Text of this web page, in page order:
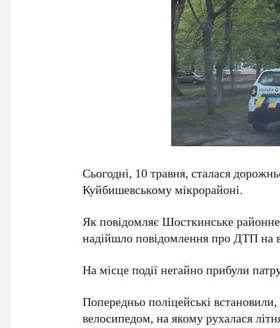
Сьогодні, 10 травня, сталася
Куйбишевському мікрорайоні.
Як повідомляє Шосткинське районне
надійшло повідомлення про ДТП на
На місце події негайно прибули
Попередньо поліцейські
велосипедом, на якому рухалася